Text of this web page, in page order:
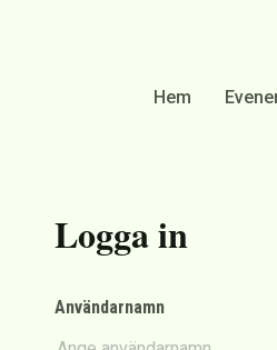
Hem
Logga in
Användarnamn